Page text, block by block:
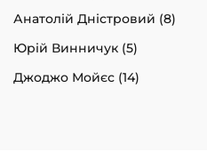
Анатолій Дністровий (8)
Юрій Винничук (5)
Джоджо Мойєс (14)